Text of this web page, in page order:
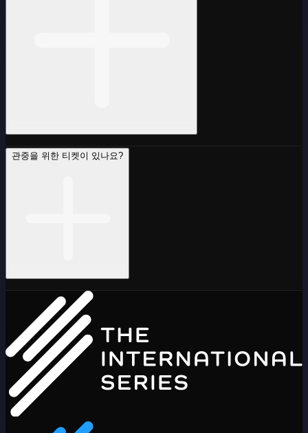
관중을 위한 티켓이 있나요?